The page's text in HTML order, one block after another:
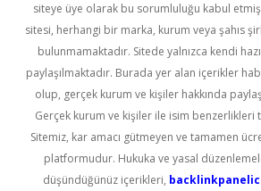
siteye üye olarak bu sorumluluğu kabul etmiş
sitesi, herhangi bir marka, kurum veya şahıs
bulunmamaktadır. Sitede yalnızca kendi
paylaşılmaktadır. Burada yer alan içerikler
olup, gerçek kurum ve kişiler hakkında
Gerçek kurum ve kişiler ile isim
Sitemiz, kar amacı gütmeyen ve tamamen
platformudur. Hukuka ve yasal
düşündüğünüz içerikleri,